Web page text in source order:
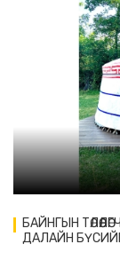
БАЙНГЫН
ДАЛАЙН